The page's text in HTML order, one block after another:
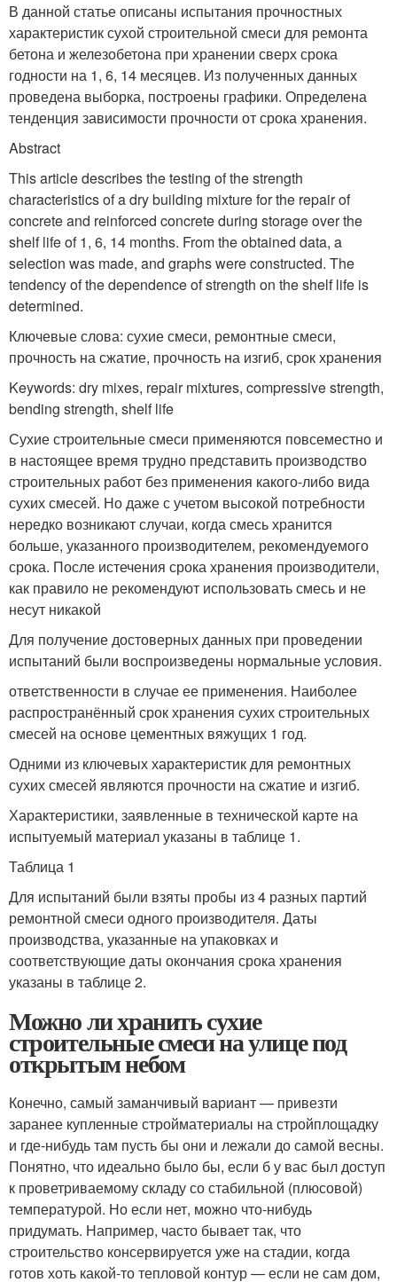
В данной статье описаны испытания прочностных
характеристик сухой строительной смеси для ремонта
бетона и железобетона при хранении сверх срока
годности на 1, 6, 14 месяцев. Из полученных данных
проведена выборка, построены графики. Определена
тенденция зависимости прочности от срока хранения.
Abstract
This article describes the testing of the strength
characteristics of a dry building mixture for the repair of
concrete and reinforced concrete during storage over the
shelf life of 1, 6, 14 months. From the obtained data, a
selection was made, and graphs were constructed. The
tendency of the dependence of strength on the shelf life is
determined.
Ключевые слова: сухие смеси, ремонтные смеси,
прочность на сжатие, прочность на изгиб, срок хранения
Keywords: dry mixes, repair mixtures, compressive strength,
bending strength, shelf life
Сухие строительные смеси применяются повсеместно и
в настоящее время трудно представить производство
строительных работ без применения какого-либо вида
сухих смесей. Но даже с учетом высокой потребности
нередко возникают случаи, когда смесь хранится
больше, указанного производителем, рекомендуемого
срока. После истечения срока хранения производители,
как правило не рекомендуют использовать смесь и не
несут никакой
Для получение достоверных данных при проведении
испытаний были воспроизведены нормальные условия.
ответственности в случае ее применения. Наиболее
распространённый срок хранения сухих строительных
смесей на основе цементных вяжущих 1 год.
Одними из ключевых характеристик для ремонтных
сухих смесей являются прочности на сжатие и изгиб.
Характеристики, заявленные в технической карте на
испытуемый материал указаны в таблице 1.
Таблица 1
Для испытаний были взяты пробы из 4 разных партий
ремонтной смеси одного производителя. Даты
производства, указанные на упаковках и
соответствующие даты окончания срока хранения
указаны в таблице 2.
Можно ли хранить сухие
строительные смеси на улице под
открытым небом
Конечно, самый заманчивый вариант — привезти
заранее купленные стройматериалы на стройплощадку
и где-нибудь там пусть бы они и лежали до самой весны.
Понятно, что идеально было бы, если б у вас был доступ
к проветриваемому складу со стабильной (плюсовой)
температурой. Но если нет, можно что-нибудь
придумать. Например, часто бывает так, что
строительство консервируется уже на стадии, когда
готов хоть какой-то тепловой контур — если не сам дом,